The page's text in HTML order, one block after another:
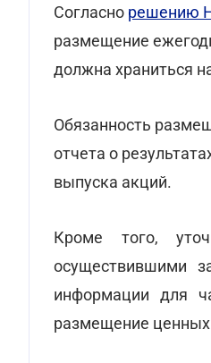
Согласно решению
размещение
должна храниться
Обязанность
отчета о
выпуска акций.
Кроме того,
осуществившими
информации для
размещение